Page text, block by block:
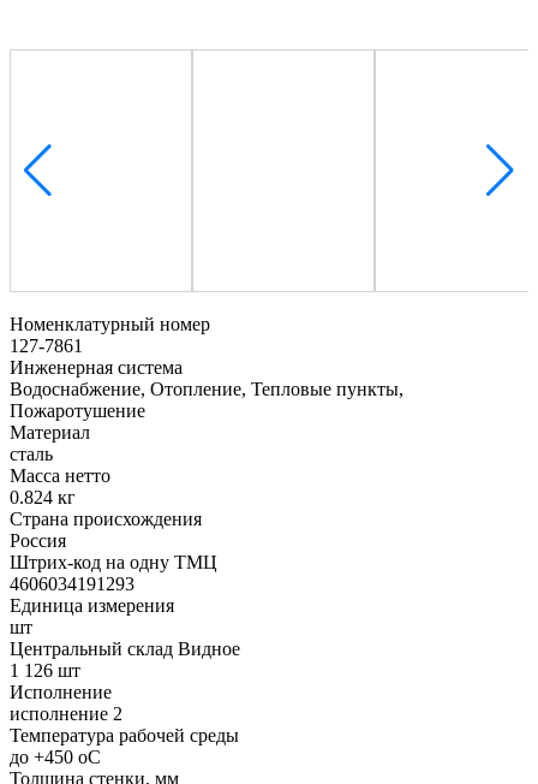
Номенклатурный номер
127-7861
Инженерная система
Водоснабжение, Отопление, Тепловые пункты,
Пожаротушение
Материал
сталь
Масса нетто
0.824 кг
Страна происхождения
Россия
Штрих-код на одну ТМЦ
4606034191293
Единица измерения
шт
Центральный склад Видное
1 126 шт
Исполнение
исполнение 2
Температура рабочей среды
до +450 oC
Толщина стенки, мм